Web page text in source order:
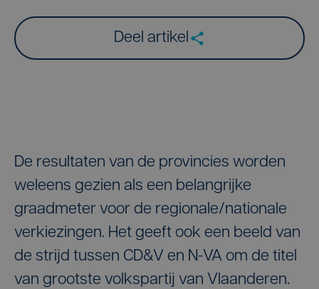
Deel artikel
De resultaten van de provincies worden
weleens gezien als een belangrijke
graadmeter voor de regionale/nationale
verkiezingen. Het geeft ook een beeld van
de strijd tussen CD&V en N-VA om de titel
van grootste volkspartij van Vlaanderen.